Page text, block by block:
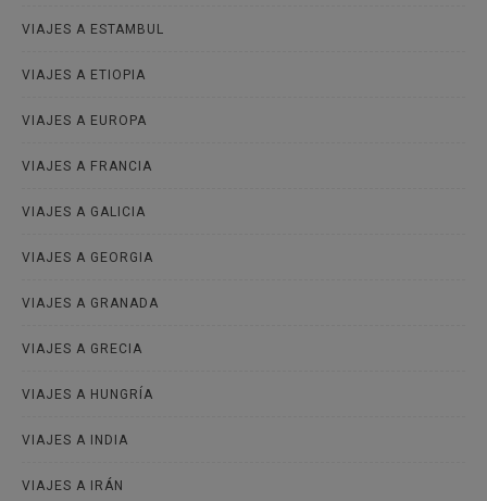
VIAJES A ESTAMBUL
VIAJES A ETIOPIA
VIAJES A EUROPA
VIAJES A FRANCIA
VIAJES A GALICIA
VIAJES A GEORGIA
VIAJES A GRANADA
VIAJES A GRECIA
VIAJES A HUNGRÍA
VIAJES A INDIA
VIAJES A IRÁN